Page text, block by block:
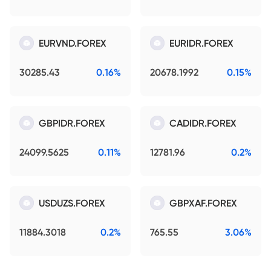
EURVND.FOREX
30285.43 0.16%
EURIDR.FOREX
20678.1992 0.15%
GBPIDR.FOREX
24099.5625 0.11%
CADIDR.FOREX
12781.96 0.2%
USDUZS.FOREX
11884.3018 0.2%
GBPXAF.FOREX
765.55 3.06%